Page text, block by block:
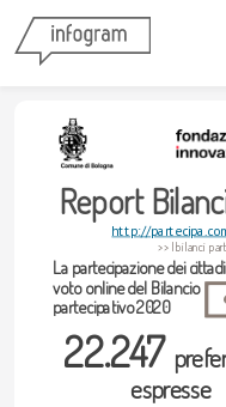
Report
http://
>> I bilanci
La partecipazione dei
voto online del Bilancio
partecipativo 2020
22.247
espresse